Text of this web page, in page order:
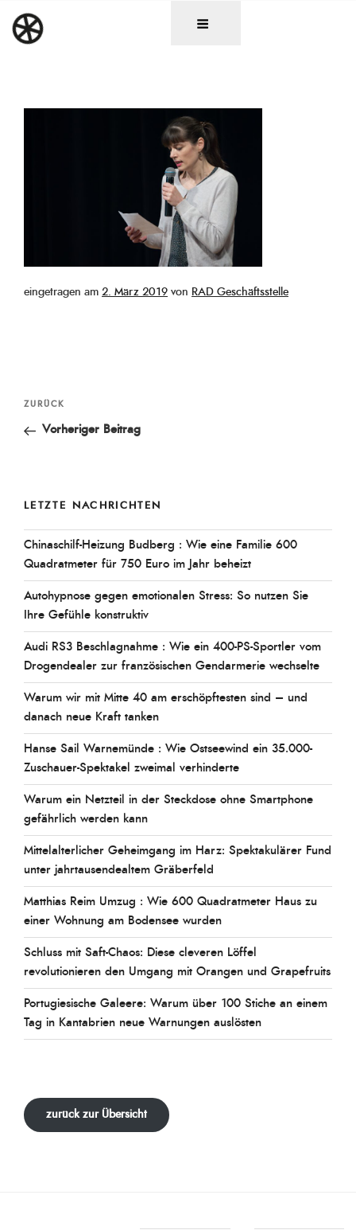
Inhalt
springen
eingetragen am Veröffentlicht
2. März 2019 von RAD Geschäftsstelle
Beitragsnavigation
Vorheriger
Beitrag
ZURÜCK
Vorheriger Beitrag
LETZTE NACHRICHTEN
Chinaschilf-Heizung Budberg : Wie eine Familie 600
Quadratmeter für 750 Euro im Jahr beheizt
Autohypnose gegen emotionalen Stress: So nutzen Sie
Ihre Gefühle konstruktiv
Audi RS3 Beschlagnahme : Wie ein 400-PS-Sportler vom
Drogendealer zur französischen Gendarmerie wechselte
Warum wir mit Mitte 40 am erschöpftesten sind – und
danach neue Kraft tanken
Hanse Sail Warnemünde : Wie Ostseewind ein 35.000-
Zuschauer-Spektakel zweimal verhinderte
Warum ein Netzteil in der Steckdose ohne Smartphone
gefährlich werden kann
Mittelalterlicher Geheimgang im Harz: Spektakulärer Fund
unter jahrtausendealtem Gräberfeld
Matthias Reim Umzug : Wie 600 Quadratmeter Haus zu
einer Wohnung am Bodensee wurden
Schluss mit Saft-Chaos: Diese cleveren Löffel
revolutionieren den Umgang mit Orangen und Grapefruits
Portugiesische Galeere: Warum über 100 Stiche an einem
Tag in Kantabrien neue Warnungen auslösten
zurück zur Übersicht